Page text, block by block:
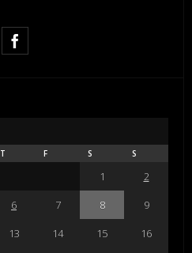
T F S S
1
2
6 7 8
9
13 14 15
16